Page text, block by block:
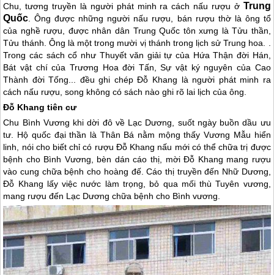
Chu, tương truyền là người phát minh ra cách nấu rượu ở Trung
Quốc. Ông được những người nấu rượu, bán rượu thờ là ông tổ
của nghề rượu, được nhân dân Trung Quốc tôn xưng là Tửu thần,
Tửu thánh. Ông là một trong mười vị thánh trong lịch sử Trung hoa. .
Trong các sách cổ như Thuyết văn giải tự của Hứa Thận đời Hán,
Bát vật chí của Trương Hoa đời Tấn, Sự vật ký nguyên của Cao
Thành đời Tống... đều ghi chép Đỗ Khang là người phát minh ra
cách nấu rượu, song không có sách nào ghi rõ lai lịch của ông.
Đỗ Khang tiên cư
Chu Bình Vương khi dời đô về Lạc Dương, suốt ngày buồn dầu ưu
tư. Hộ quốc đại thần là Thân Bá nằm mộng thấy Vương Mẫu hiển
linh, nói cho biết chỉ có rượu Đỗ Khang nấu mới có thể chữa trị được
bệnh cho Bình Vương, bèn dán cáo thị, mời Đỗ Khang mang rượu
vào cung chữa bệnh cho hoàng đế. Cáo thị truyền đến Nhữ Dương,
Đỗ Khang lấy việc nước làm trọng, bỏ qua mối thù Tuyên vương,
mang rượu đến Lạc Dương chữa bệnh cho Bình vương.